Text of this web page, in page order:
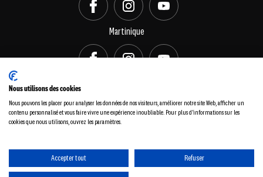
Martinique
www.mangerbouger.fr
©2026 KFC Antilles. Tous droits réservés.
Nous utilisons des cookies
Nous pouvons les placer pour analyser les données de nos visiteurs, améliorer notre site Web, afficher un
contenu personnalisé et vous faire vivre une expérience inoubliable. Pour plus d'informations sur les
cookies que nous utilisons, ouvrez les paramètres.
Accepter tout Refuser